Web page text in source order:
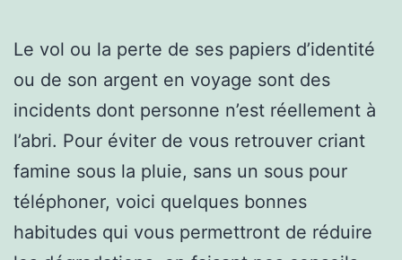
Le vol ou la perte de ses papiers d’identité
ou de son argent en voyage sont des
incidents dont personne n’est réellement à
l’abri. Pour éviter de vous retrouver criant
famine sous la pluie, sans un sous pour
téléphoner, voici quelques bonnes
habitudes qui vous permettront de réduire